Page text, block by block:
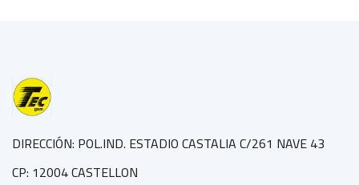
DIRECCIÓN: POL.IND. ESTADIO CASTALIA C/261 NAVE 43
CP: 12004 CASTELLON